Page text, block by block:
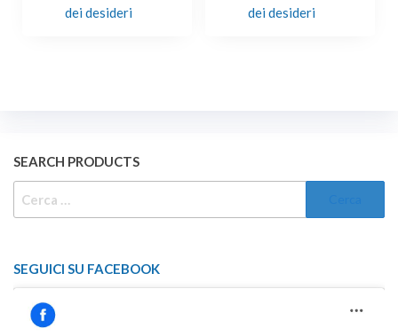
dei desideri
dei desideri
SEARCH PRODUCTS
SEGUICI SU FACEBOOK